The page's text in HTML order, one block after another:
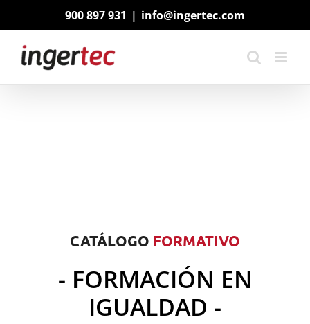
900 897 931 | info@ingertec.com
CATÁLOGO FORMATIVO
- FORMACIÓN EN
IGUALDAD -